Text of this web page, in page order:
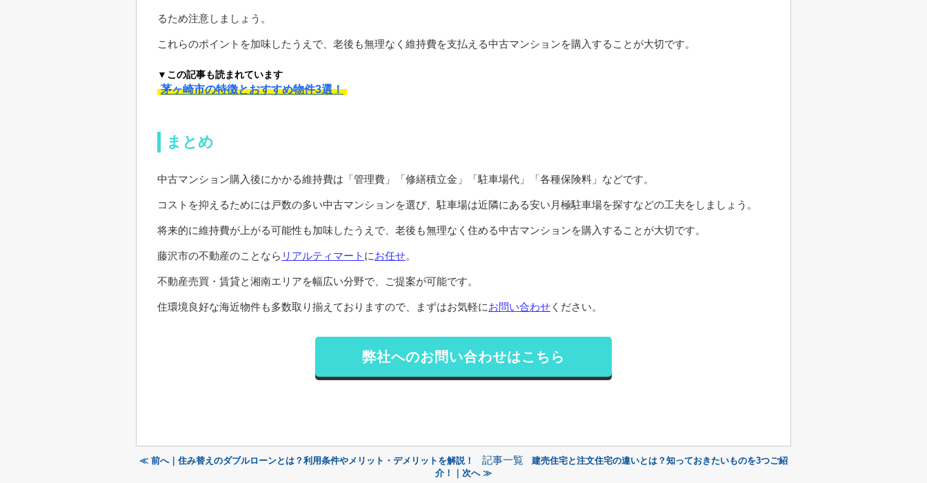
るため注意しましょう。
これらのポイントを加味したうえで、老後も無理なく維持費を支払える中古マンションを購入することが大切です。
▼この記事も読まれています
茅ヶ崎市の特徴とおすすめ物件3選！
まとめ
中古マンション購入後にかかる維持費は「管理費」「修繕積立金」「駐車場代」「各種保険料」などです。
コストを抑えるためには戸数の多い中古マンションを選び、駐車場は近隣にある安い月極駐車場を探すなどの工夫をしましょう。
将来的に維持費が上がる可能性も加味したうえで、老後も無理なく住める中古マンションを購入することが大切です。
藤沢市の不動産のことなら リアルティマート にお任せ。
不動産売買・賃貸と湘南エリアを幅広い分野で、ご提案が可能です。
住環境良好な海近物件も多数取り揃えておりますので、まずはお気軽にお問い合わせ ください。
弊社へのお問い合わせはこちら
≪ 前へ｜住み替えのダブルローンとは？利用条件やメリット・デメリットを解説！ 記事一覧
建売住宅と注文住宅の違いとは？知っておきたいものを3つご紹
介！｜次へ ≫